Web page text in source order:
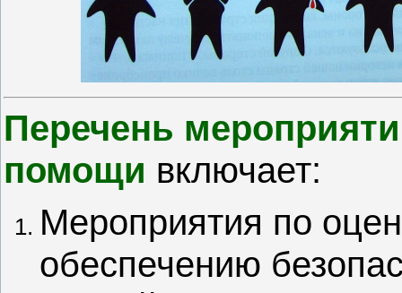
Перечень
помощи включает:
Мероприятия по
обеспечению